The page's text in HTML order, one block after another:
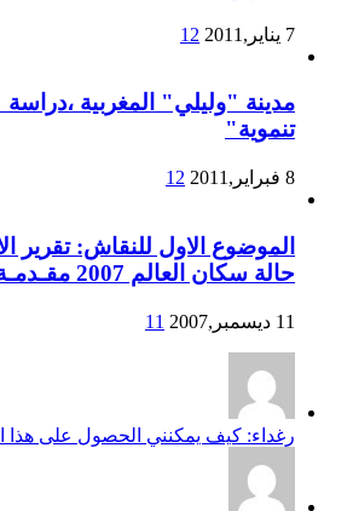
7 يناير,2011 12
مدينة "وليلي" المغربية ،دراسة
تنموية"
8 فبراير,2011 12
الموضوع الاول للنقاش: تقرير
حالة سكان العالم 2007 مقـدمـة
11 ديسمبر,2007 11
رغداء: كيف يمكنني الحصول على